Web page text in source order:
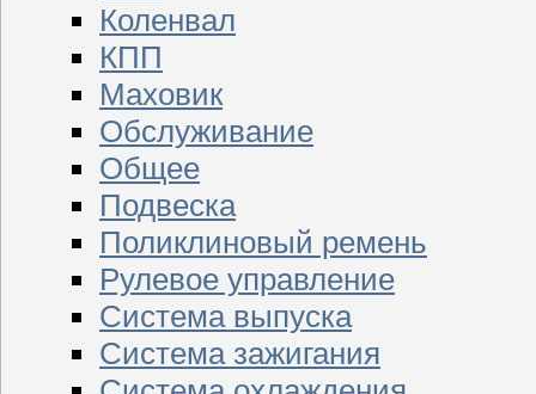
Коленвал
КПП
Маховик
Обслуживание
Общее
Подвеска
Поликлиновый ремень
Рулевое управление
Система выпуска
Система зажигания